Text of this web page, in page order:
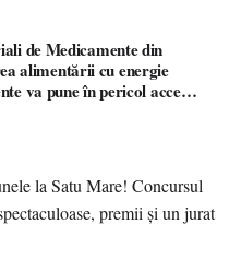
de Medicamente din
alimentării cu energie
va pune în pericol accesul